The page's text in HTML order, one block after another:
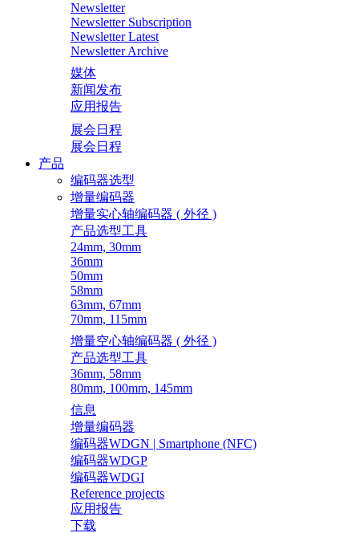
Newsletter
Newsletter Subscription
Newsletter Latest
Newsletter Archive
媒体
新闻发布
应用报告
展会日程
展会日程
产品
编码器选型
增量编码器
增量实心轴编码器 ( 外径 )
产品选型工具
24mm, 30mm
36mm
50mm
58mm
63mm, 67mm
70mm, 115mm
增量空心轴编码器 ( 外径 )
产品选型工具
36mm, 58mm
80mm, 100mm, 145mm
信息
增量编码器
编码器WDGN | Smartphone (NFC)
编码器WDGP
编码器WDGI
Reference projects
应用报告
下载